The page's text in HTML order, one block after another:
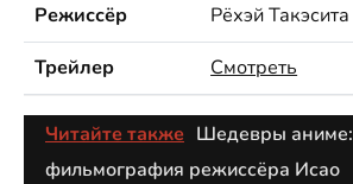
Режиссёр
Рёхэй Такэсита
Трейлер
Смотреть
Читайте также Шедевры аниме:
фильмография режиссёра Исао